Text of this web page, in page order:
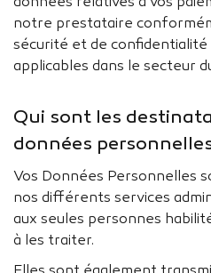
notre prestataire
sécurité et de confidentialité
applicables dans le secteur
Qui sont les
données
Vos Données Personnelles
nos différents services
aux seules personnes
à les traiter.